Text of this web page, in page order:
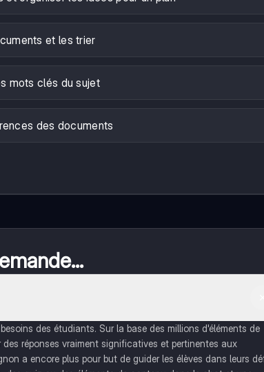
et les trier
mots clés du sujet
des documents
des étudiants. Sur la base des millions d'éléments de
réponses vraiment significatives et pertinentes aux
a encore plus pour but de guider les élèves dans leurs